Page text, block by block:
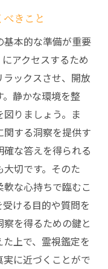
することの意義
鑑定の重要性
る理由
の再発見
の役割
本質の気づき
の可能性
の道しるべ
方向性の設定
霊視鑑定の活用
える影響
きこと
本的な準備が重要
アクセスするため
ックスさせ、開放
静かな環境を整
りましょう。ま
する洞察を提供す
な答えを得られる
切です。そのた
な心持ちで臨むこ
ける目的や質問を
を得るための鍵と
上で、霊視鑑定を
に近づくことがで